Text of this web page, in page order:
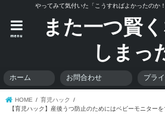
やってみて気付いた「こうすればよかったのか
また一つ賢
しまっ
menu
ホーム お問合わせ プラ
HOME
育児ハック
【育児ハック】産後うつ防止のためにはベビーモニターを